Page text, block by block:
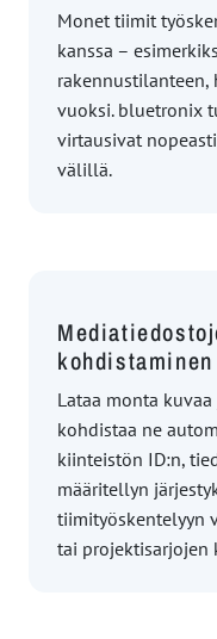
Monet tiimit
kanssa –
vuoksi. bluetronix
virtausivat
välillä.
Lataa monta
kohdistaa ne
kiinteistön ID:n,
määritellyn
tiimityöskentelyyn
tai projektisarjojen